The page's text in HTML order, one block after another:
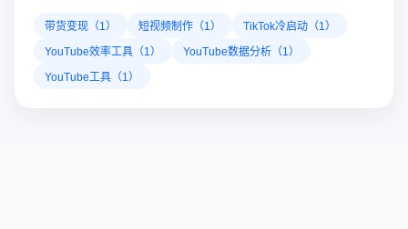
带货变现（1） 短视频制作（1）
TikTok冷启动（1）
YouTube效率工具（1）
YouTube数据分析（1）
YouTube工具（1）